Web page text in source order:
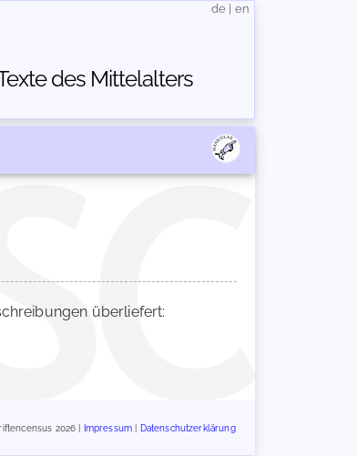
des Mittelalters
de en
überliefert:
2026 | Impressum Datenschutzerklärung